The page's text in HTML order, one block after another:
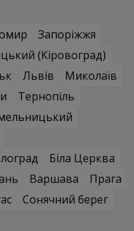
Запоріжжя
(Кіровоград)
Львів
Миколаїв
Тернопіль
Біла Церква
Варшава
Прага
Сонячний берег